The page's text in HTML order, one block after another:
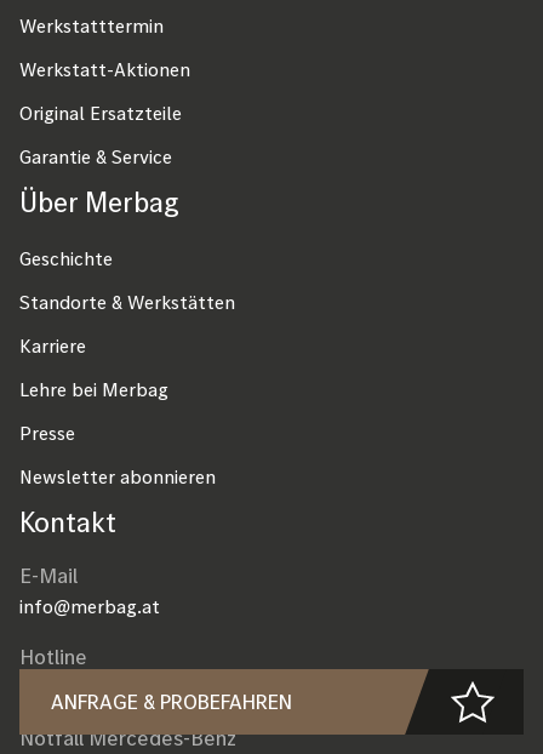
ANFRAGE & PROBEFAHREN
Werkstatttermin
Werkstatt-Aktionen
Original Ersatzteile
Garantie & Service
Über Merbag
Geschichte
Standorte & Werkstätten
Karriere
Lehre bei Merbag
Presse
Newsletter abonnieren
Kontakt
E-Mail
info@merbag.at
Hotline
Notfall Mercedes-Benz